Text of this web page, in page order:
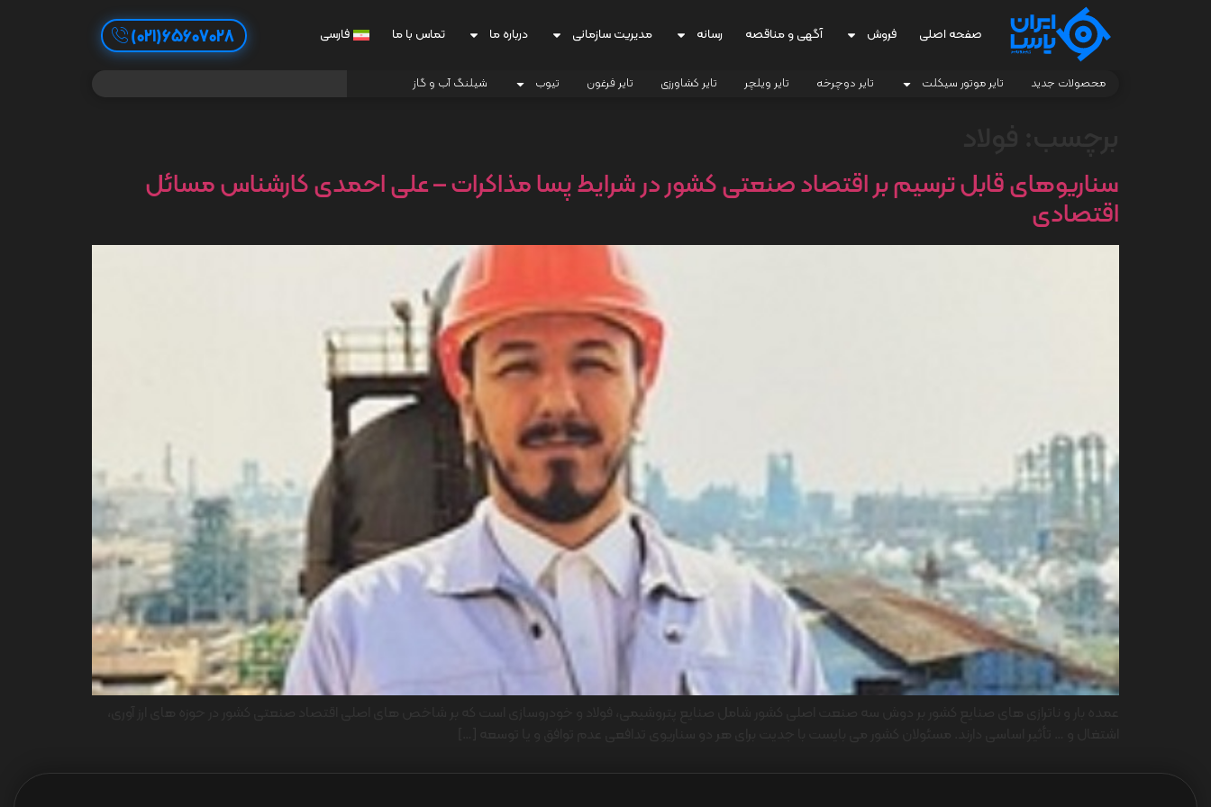
صفحه اصلی فروش آگهی و مناقصه رسانه مدیریت سازمانی درباره ما تماس با ما فارسی 65607028(021)
محصولات جدید تایر موتور سیکلت تایر دوچرخه تایر ویلچر تایر کشاورزی تایر فرغون تیوب شیلنگ آب و گاز
سناریوهای قابل ترسیم بر اقتصاد صنعتی کشور در شرایط پسا مذاکرات – علی احمدی کارشناس مسائل
اقتصادی